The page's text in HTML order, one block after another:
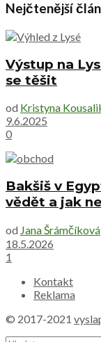
Nejčtenější
Výstup na
se těšit
od Kristyna
9.6.2025
0
Bakšiš v
vědět a jak
od Jana Šrámčíková
18.5.2026
1
Kontakt
Reklama
© 2017-2021